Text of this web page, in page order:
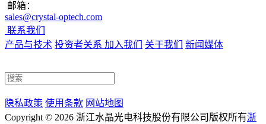
邮箱：
sales@crystal-optech.com
联系我们
产品与技术 投资者关系 加入我们 关于我们 新闻媒体
隐私政策 使用条款 网站地图
Copyright © 2026 浙江水晶光电科技股份有限公司 版权所有浙